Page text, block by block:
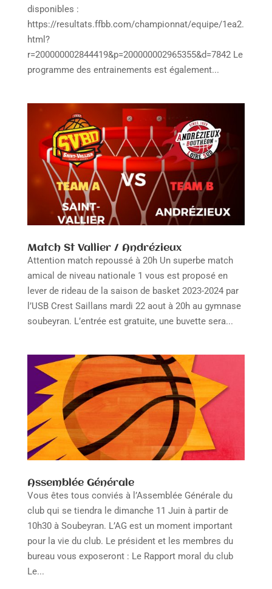
disponibles :
https://resultats.ffbb.com/championnat/equipe/1ea2.
html?
r=200000002844419&p=200000002965355&d=7842 Le
programme des entrainements est également...
Match St Vallier / Andrézieux
Attention match repoussé à 20h Un superbe match
amical de niveau nationale 1 vous est proposé en
lever de rideau de la saison de basket 2023-2024 par
l’USB Crest Saillans mardi 22 aout à 20h au gymnase
soubeyran. L’entrée est gratuite, une buvette sera...
Assemblée Générale
Vous êtes tous conviés à l’Assemblée Générale du
club qui se tiendra le dimanche 11 Juin à partir de
10h30 à Soubeyran. L’AG est un moment important
pour la vie du club. Le président et les membres du
bureau vous exposeront : Le Rapport moral du club
Le...